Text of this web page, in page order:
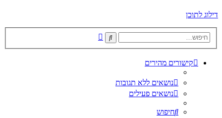
דילוג לתוכן
חיפוש
קישורים מהירים
נושאים ללא תגובות
נושאים פעילים
חיפוש